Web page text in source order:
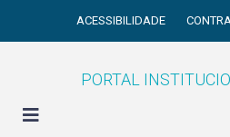
ACESSIBILIDADE
PORTAL